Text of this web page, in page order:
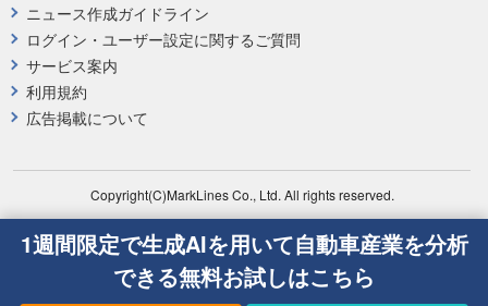
ニュース作成ガイドライン
ログイン・ユーザー設定に関するご質問
サービス案内
利用規約
広告掲載について
Copyright(C)MarkLines Co., Ltd. All rights reserved.
1週間限定で生成AIを用いて自動車産業を分析
できる無料お試しはこちら